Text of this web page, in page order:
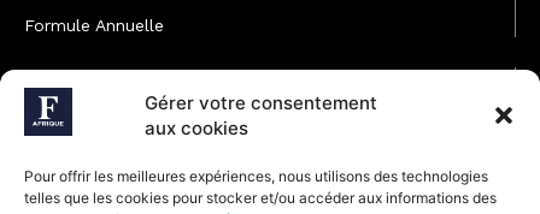
Gérer votre consentement
aux cookies
Pour offrir les meilleures expériences, nous utilisons des technologies
telles que les cookies pour stocker et/ou accéder aux informations des
Formule Annuelle
JOINDRE L'ÉQUIPE
Rédaction
Développement commercial